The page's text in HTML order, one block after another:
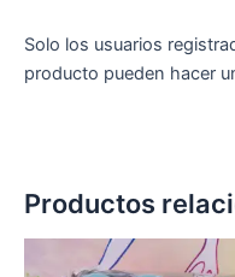
Solo los usuarios
producto pueden hacer
Productos
Rango
de